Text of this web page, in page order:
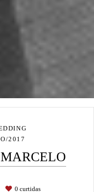
2017
0 curtidas